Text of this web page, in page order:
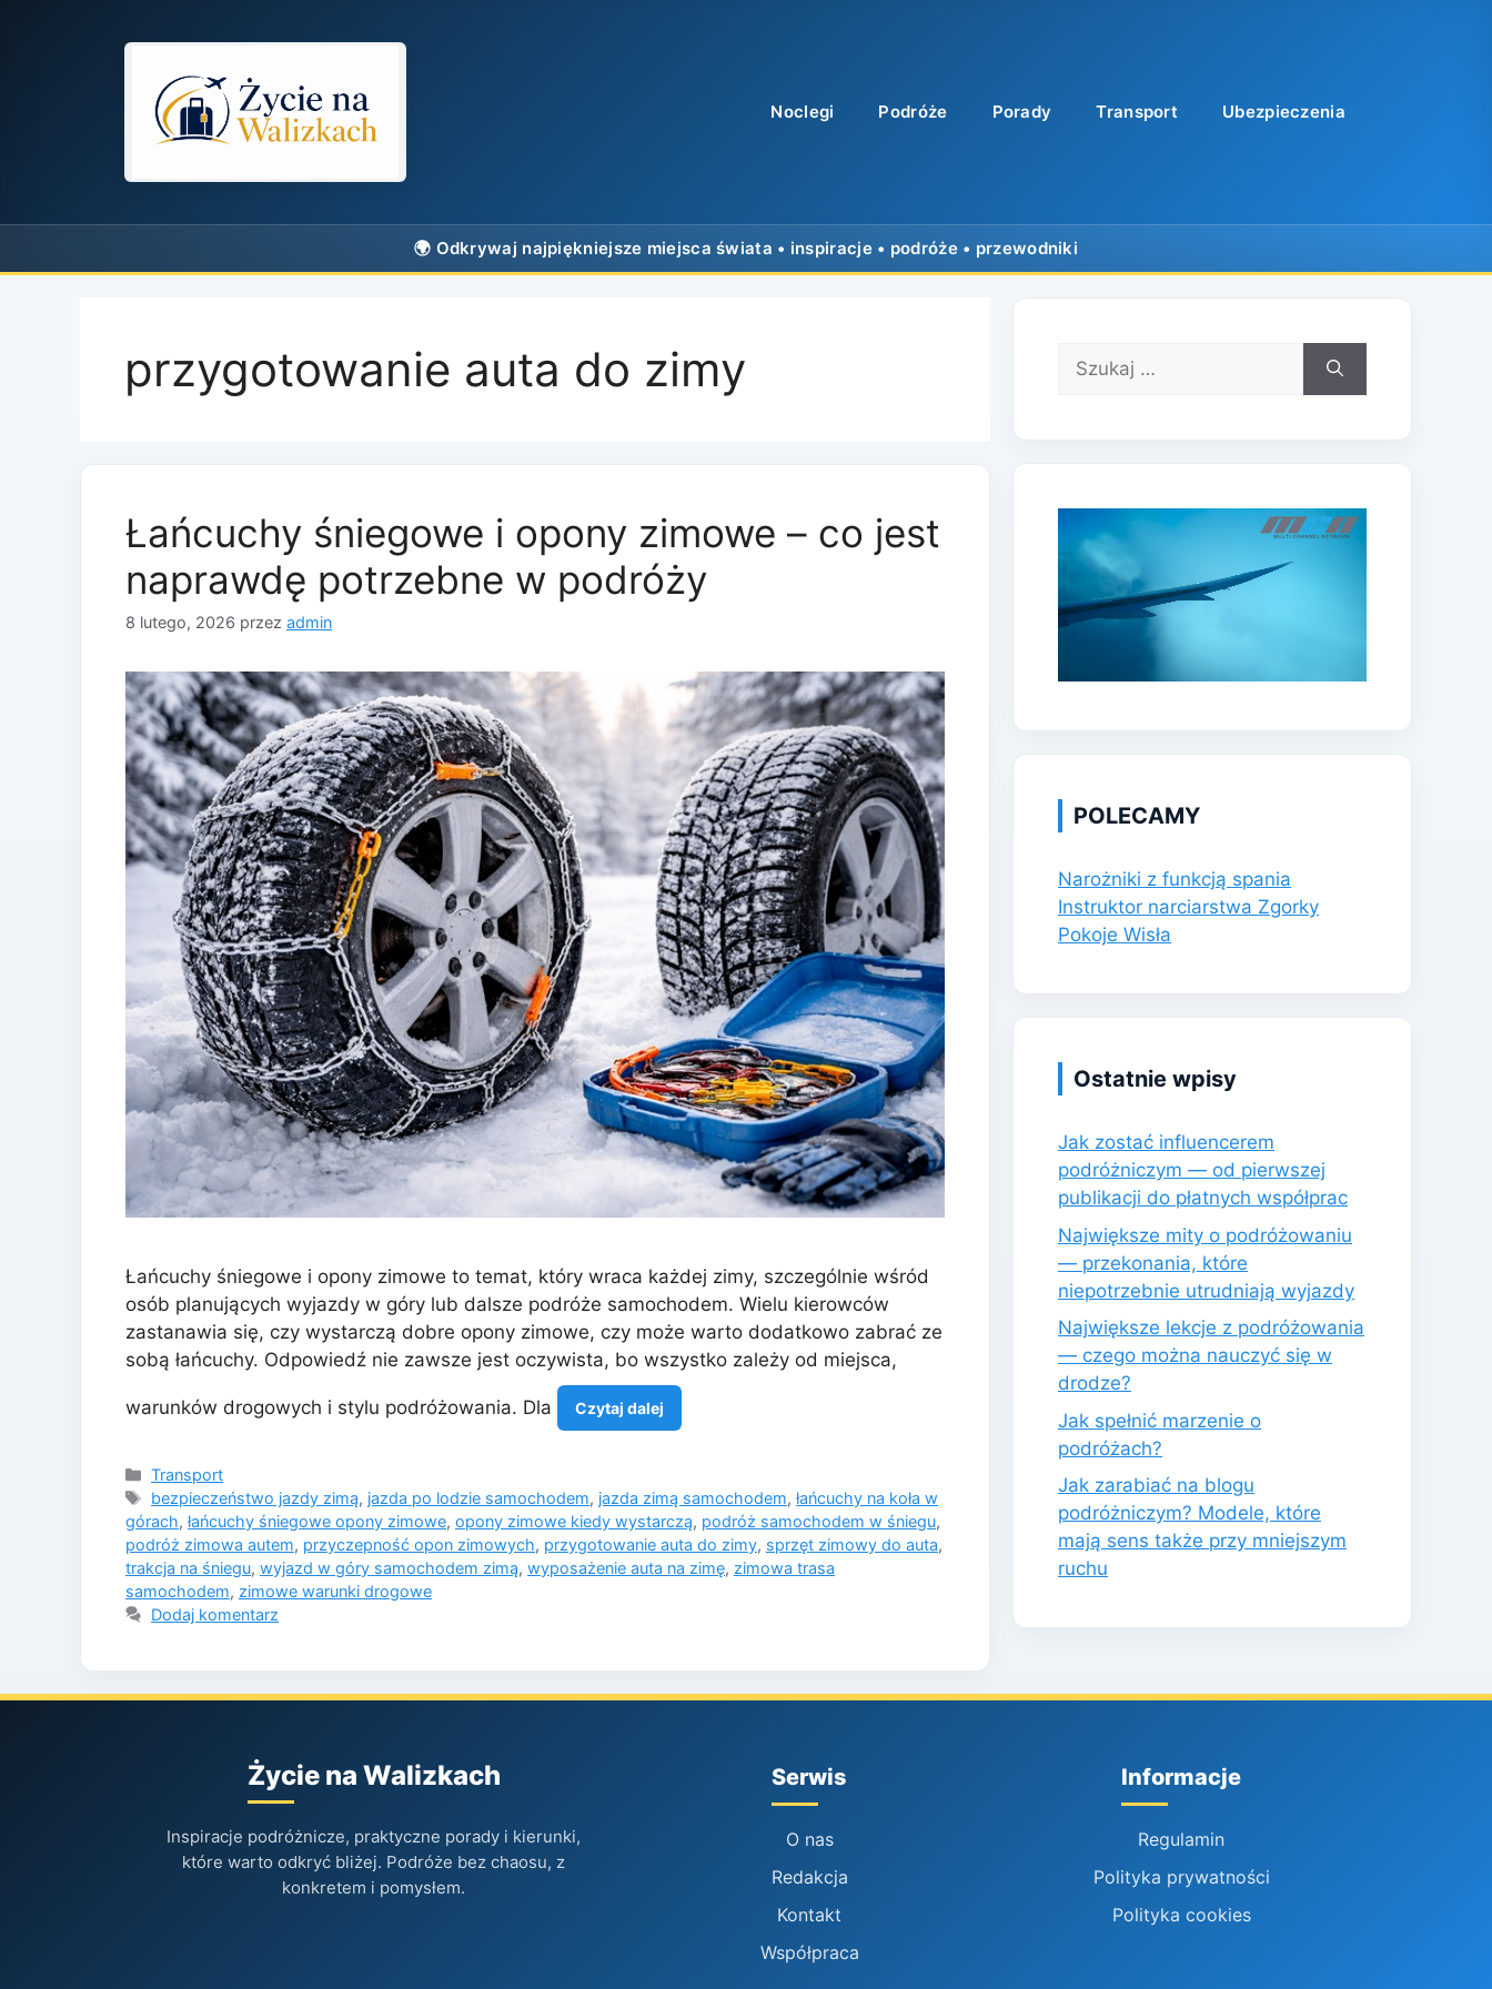
Noclegi Podróże Porady Transport Ubezpieczenia
przygotowanie auta do zimy
Łańcuchy śniegowe i opony zimowe – co jest
naprawdę potrzebne w podróży
8 lutego, 2026 przez admin
Łańcuchy śniegowe i opony zimowe to temat, który wraca każdej zimy, szczególnie wśród
osób planujących wyjazdy w góry lub dalsze podróże samochodem. Wielu kierowców
zastanawia się, czy wystarczą dobre opony zimowe, czy może warto dodatkowo zabrać ze
sobą łańcuchy. Odpowiedź nie zawsze jest oczywista, bo wszystko zależy od miejsca,
warunków drogowych i stylu podróżowania. Dla Czytaj dalej
Kategorie
Transport
Tagi
bezpieczeństwo jazdy zimą, jazda po lodzie samochodem, jazda zimą samochodem,łańcuchy na koła w
górach, łańcuchy śniegowe opony zimowe, opony zimowe kiedy wystarczą, podróż samochodem w śniegu,
podróż zimowa autem, przyczepność opon zimowych, przygotowanie auta do zimy, sprzęt zimowy do auta,
trakcja na śniegu, wyjazd w góry samochodem zimą, wyposażenie auta na zimę, zimowa trasa
samochodem, zimowe warunki drogowe
Dodaj komentarz
Szukaj:
POLECAMY
Narożniki z funkcją spania
Instruktor narciarstwa Zgorky
Pokoje Wisła
Ostatnie wpisy
Jak zostać influencerem
podróżniczym — od pierwszej
publikacji do płatnych współprac
Największe mity o podróżowaniu
— przekonania, które
niepotrzebnie utrudniają wyjazdy
Największe lekcje z podróżowania
— czego można nauczyć się w
drodze?
Jak spełnić marzenie o
podróżach?
Jak zarabiać na blogu
podróżniczym? Modele, które
mają sens także przy mniejszym
ruchu
Życie na Walizkach
Inspiracje podróżnicze, praktyczne porady i kierunki,
które warto odkryć bliżej. Podróże bez chaosu, z
konkretem i pomysłem.
Serwis
O nas
Redakcja
Kontakt
Współpraca
Informacje
Regulamin
Polityka prywatności
Polityka cookies